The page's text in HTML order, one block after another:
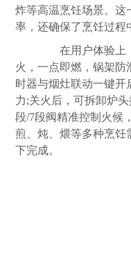
炸等高温烹饪场景。这
率，还确保了烹饪过程
在用户体验上，
火，一点即燃，锅架防
时器与烟灶联动一键开
力;关火后，可拆卸炉
段/7段阀精准控制火候
煎、炖、煨等多种烹饪
下完成。